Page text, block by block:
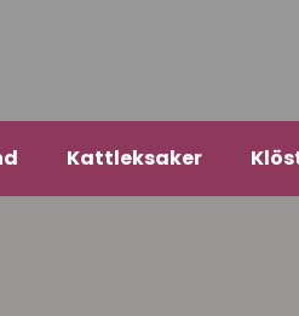
Kattleksaker